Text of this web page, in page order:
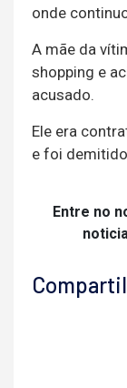
onde
A mãe da
shopping e
acusado.
Ele era
e foi
Entre no